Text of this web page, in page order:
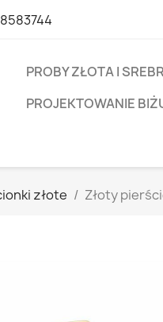
PROBY ZŁOTA I
PROJEKTOWANIE
złote Złoty